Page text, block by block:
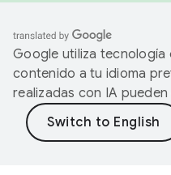
Google utiliza tecnología
contenido a tu idioma
realizadas con IA